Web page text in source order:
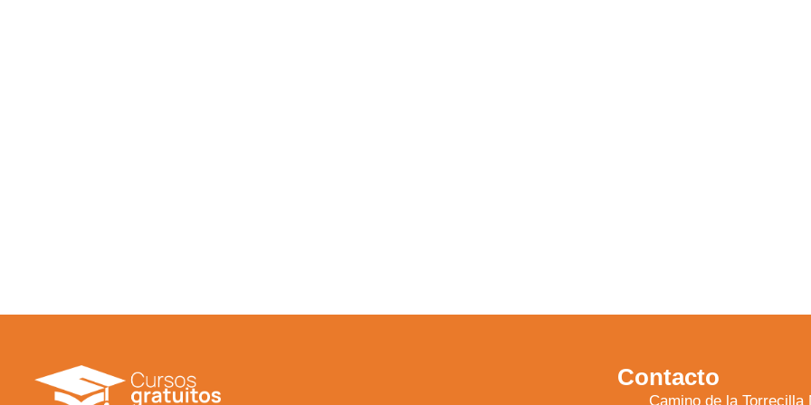
Contacto
Camino de la Torrecilla